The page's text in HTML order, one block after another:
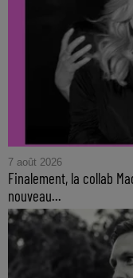
7 août 2026
Finalement, la collab
nouveau...